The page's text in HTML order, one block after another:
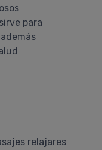
para
relajares